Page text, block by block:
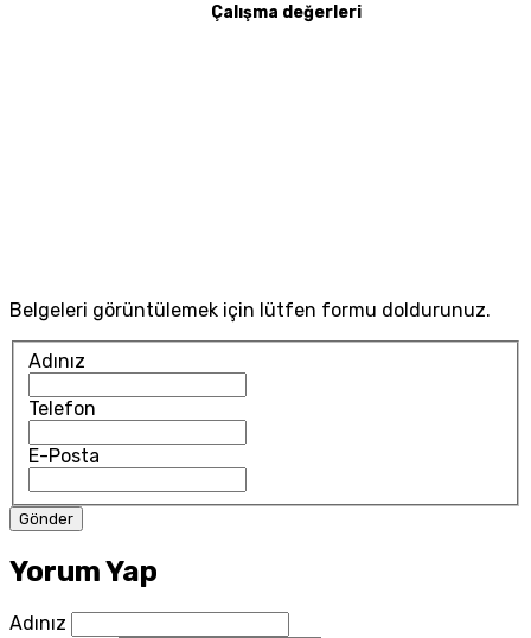
Çalışma değerleri
Belgeleri görüntülemek için lütfen formu doldurunuz.
Adınız
Telefon
E-Posta
Yorum Yap
Adınız